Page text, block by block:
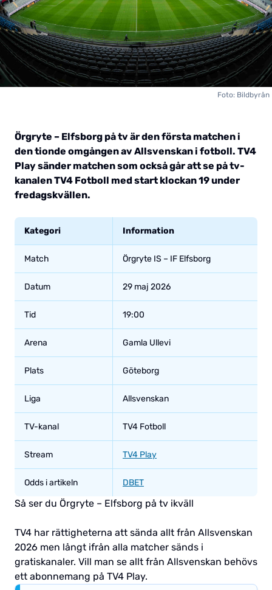
Foto: Bildbyrån
Örgryte – Elfsborg på tv är den första matchen i
den tionde omgången av Allsvenskan i fotboll. TV4
Play sänder matchen som också går att se på tv-
kanalen TV4 Fotboll med start klockan 19 under
fredagskvällen.
Kategori Information
Match Örgryte IS – IF Elfsborg
Datum 29 maj 2026
Tid 19:00
Arena Gamla Ullevi
Plats Göteborg
Liga Allsvenskan
TV-kanal TV4 Fotboll
Stream TV4 Play
Odds i artikeln DBET
Så ser du Örgryte – Elfsborg på tv ikväll
TV4 har rättigheterna att sända allt från Allsvenskan
2026 men långt ifrån alla matcher sänds i
gratiskanaler. Vill man se allt från Allsvenskan behövs
ett abonnemang på TV4 Play.